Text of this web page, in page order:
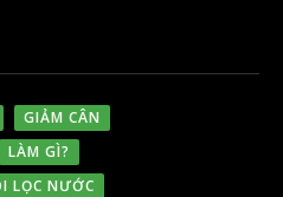
GIẢM CÂN
LÀM GÌ?
LỌC NƯỚC